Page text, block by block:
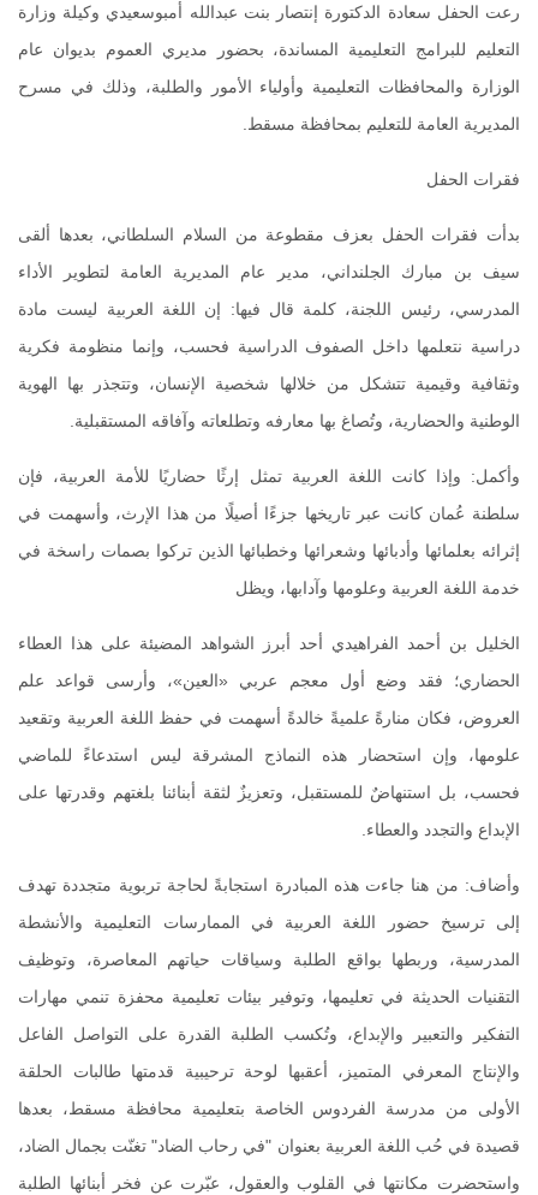
رعت الحفل سعادة الدكتورة إنتصار بنت عبدالله أمبوسعيدي وكيلة وزارة
التعليم للبرامج التعليمية المساندة، بحضور مديري العموم بديوان عام
الوزارة والمحافظات التعليمية وأولياء الأمور والطلبة، وذلك في مسرح
المديرية العامة للتعليم بمحافظة مسقط.
فقرات الحفل
بدأت فقرات الحفل بعزف مقطوعة من السلام السلطاني، بعدها ألقى
سيف بن مبارك الجلنداني، مدير عام المديرية العامة لتطوير الأداء
المدرسي، رئيس اللجنة، كلمة قال فيها: إن اللغة العربية ليست مادة
دراسية نتعلمها داخل الصفوف الدراسية فحسب، وإنما منظومة فكرية
وثقافية وقيمية تتشكل من خلالها شخصية الإنسان، وتتجذر بها الهوية
الوطنية والحضارية، وتُصاغ بها معارفه وتطلعاته وآفاقه المستقبلية.
وأكمل: وإذا كانت اللغة العربية تمثل إرثًا حضاريًا للأمة العربية، فإن
سلطنة عُمان كانت عبر تاريخها جزءًا أصيلًا من هذا الإرث، وأسهمت في
إثرائه بعلمائها وأدبائها وشعرائها وخطبائها الذين تركوا بصمات راسخة في
خدمة اللغة العربية وعلومها وآدابها، ويظل
الخليل بن أحمد الفراهيدي أحد أبرز الشواهد المضيئة على هذا العطاء
الحضاري؛ فقد وضع أول معجم عربي «العين»، وأرسى قواعد علم
العروض، فكان منارةً علميةً خالدةً أسهمت في حفظ اللغة العربية وتقعيد
علومها، وإن استحضار هذه النماذج المشرقة ليس استدعاءً للماضي
فحسب، بل استنهاضٌ للمستقبل، وتعزيزٌ لثقة أبنائنا بلغتهم وقدرتها على
الإبداع والتجدد والعطاء.
وأضاف: من هنا جاءت هذه المبادرة استجابةً لحاجة تربوية متجددة تهدف
إلى ترسيخ حضور اللغة العربية في الممارسات التعليمية والأنشطة
المدرسية، وربطها بواقع الطلبة وسياقات حياتهم المعاصرة، وتوظيف
التقنيات الحديثة في تعليمها، وتوفير بيئات تعليمية محفزة تنمي مهارات
التفكير والتعبير والإبداع، وتُكسب الطلبة القدرة على التواصل الفاعل
والإنتاج المعرفي المتميز، أعقبها لوحة ترحيبية قدمتها طالبات الحلقة
الأولى من مدرسة الفردوس الخاصة بتعليمية محافظة مسقط، بعدها
قصيدة في حُب اللغة العربية بعنوان "في رحاب الضاد" تغنّت بجمال الضاد،
واستحضرت مكانتها في القلوب والعقول، عبّرت عن فخر أبنائها الطلبة